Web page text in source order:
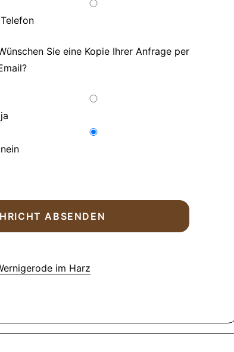
Telefon
Sie eine Kopie Ihrer Anfrage per
ja
nein
im Harz